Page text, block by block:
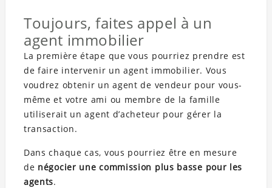
Toujours, faites appel à un
agent immobilier
La première étape que vous pourriez prendre est
de faire intervenir un agent immobilier. Vous
voudrez obtenir un agent de vendeur pour vous-
même et votre ami ou membre de la famille
utiliserait un agent d’acheteur pour gérer la
transaction.
Dans chaque cas, vous pourriez être en mesure
de négocier une commission plus basse pour les
agents.